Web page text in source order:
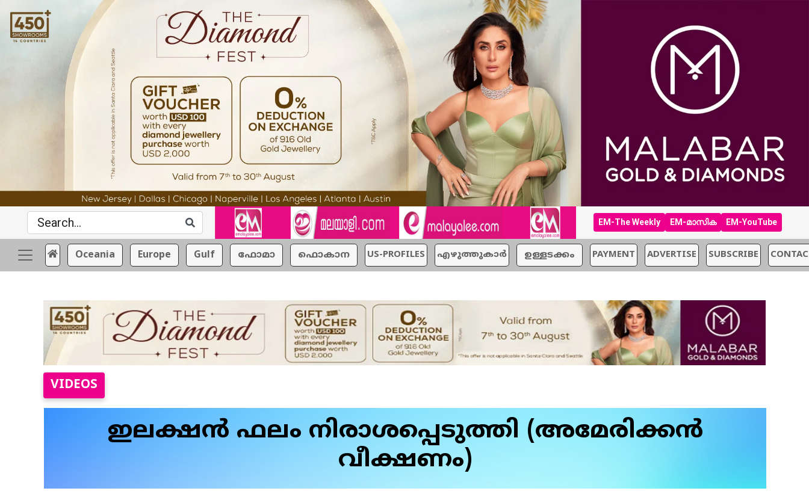
EM-The Weekly EM-മാസിക EM-YouTube
Oceania Europe Gulf ഫോമാ ഫൊകാന US-PROFILES എഴുത്തുകാര്‍ ഉള്ളടക്കം PAYMENT ADVERTISE SUBSCRIBE
VIDEOS
ഇലക്ഷൻ ഫലം നിരാശപ്പെടുത്തി (അമേരിക്കൻ
വീക്ഷണം)